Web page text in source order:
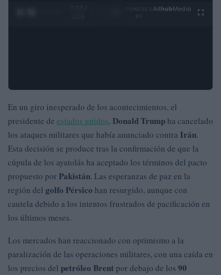
0:29 /
Ad hubMedia
En un giro inesperado de los acontecimientos, el
presidente de estados unidos, Donald Trump ha cancelado
los ataques militares que había anunciado contra Irán.
Esta decisión se produce tras la confirmación de que la
cúpula de los ayatolás ha aceptado los términos del pacto
propuesto por Pakistán. Las esperanzas de paz en la
región del golfo Pérsico han resurgido, aunque con
cautela debido a los intentos frustrados de pacificación en
los últimos meses.
Los mercados han reaccionado con optimismo a la
paralización de las operaciones militares, con una caída en
los precios del petróleo Brent por debajo de los 90